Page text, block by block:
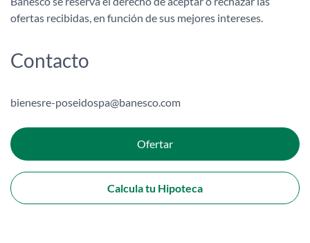
ofertas recibidas, en función de sus mejores intereses.
Contacto
bienesre-poseidospa@banesco.com
Ofertar
Calcula tu Hipoteca